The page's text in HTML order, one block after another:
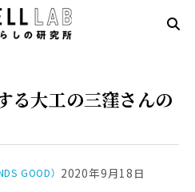
る大工の三窪さんの
GOOD） 2020年9月18日